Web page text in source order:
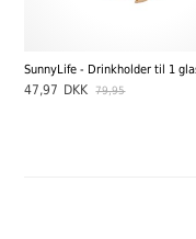
47,97 DKK 79,95